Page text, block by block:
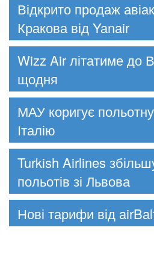
Відкрито продаж
Кракова від Yanair
Wizz Air літатиме до
щодня
МАУ коригує
Італію
Turkish Airlines
польотів зі Львова
Нові тарифи від